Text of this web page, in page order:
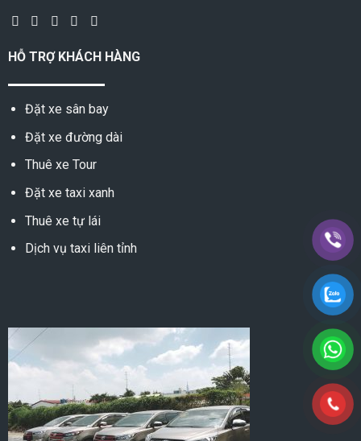
HỖ TRỢ KHÁCH HÀNG
Đặt xe sân bay
Đặt xe đường dài
Thuê xe Tour
Đặt xe taxi xanh
Thuê xe tự lái
Dịch vụ taxi liên tỉnh